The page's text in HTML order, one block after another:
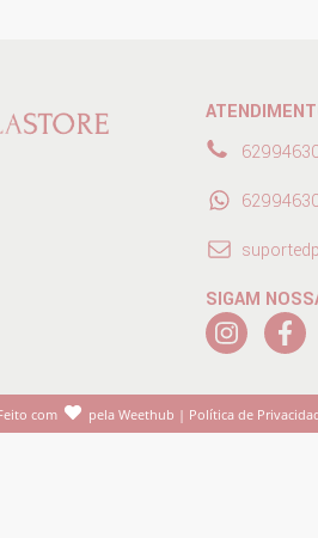
SIGAM
com pelaWeethub | Política de